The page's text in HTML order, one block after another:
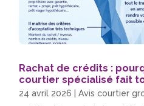
Rachat de crédits :
courtier spécialisé fait
24 avril 2026 |Avis courtier